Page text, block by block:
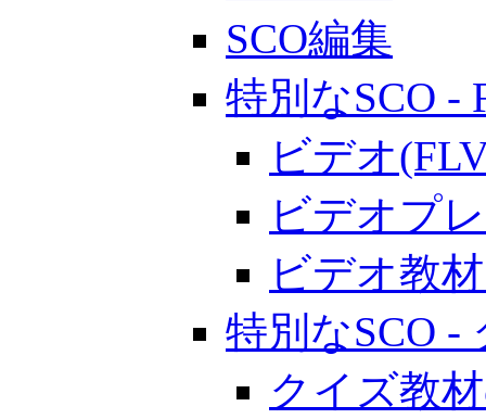
SCO編集
特別なSCO -
ビデオ
ビデオプ
ビデオ教
特別なSCO -
クイズ教